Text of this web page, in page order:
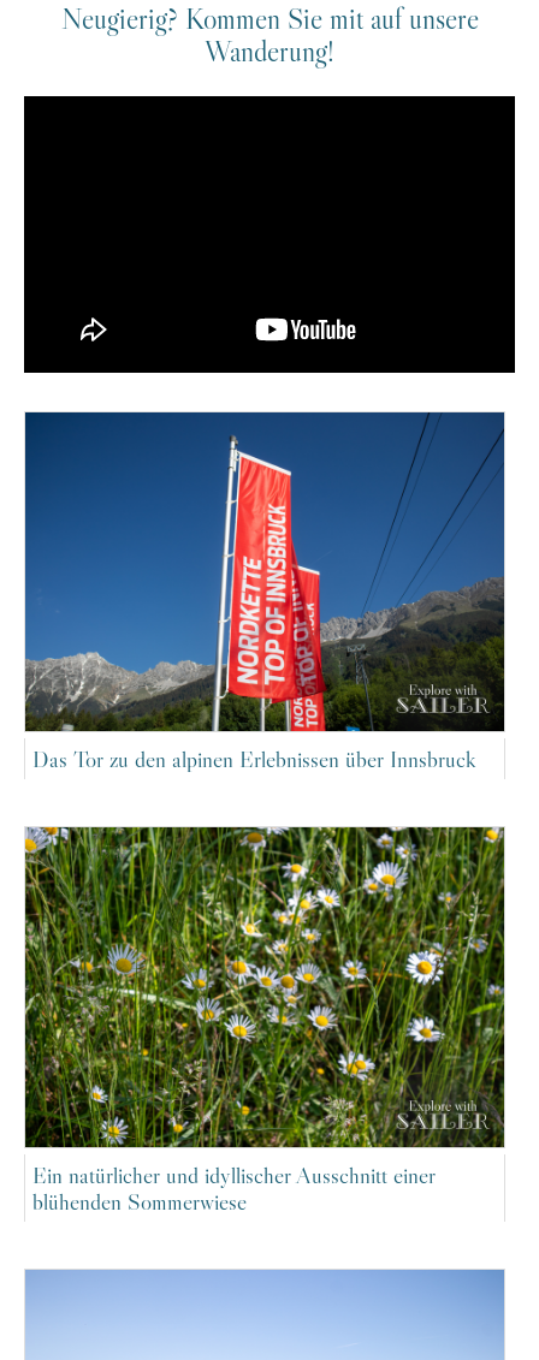
Neugierig? Kommen Sie mit auf unsere
Wanderung!
Das Tor zu den alpinen Erlebnissen über Innsbruck
Ein natürlicher und idyllischer Ausschnitt einer
blühenden Sommerwiese